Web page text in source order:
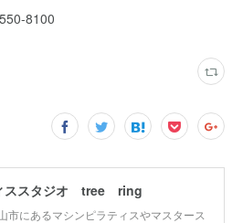
8100
ススタジオ tree ring
市にあるマシンピラティスやマスタース